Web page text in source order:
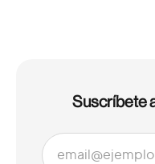
Suscríbete